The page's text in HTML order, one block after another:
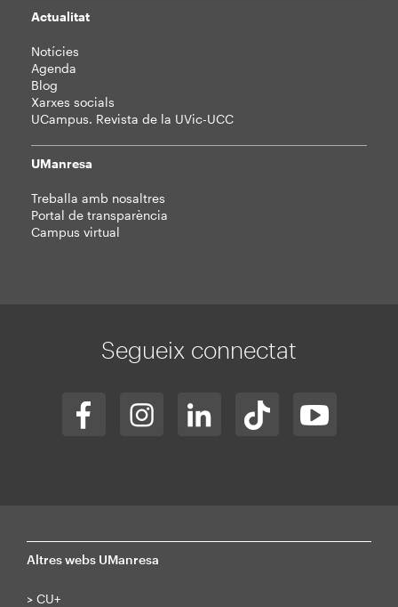
Actualitat
Notícies
Agenda
Blog
Xarxes socials
UCampus. Revista de la UVic-UCC
UManresa
Treballa amb nosaltres
Portal de transparència
Campus virtual
Segueix connectat
Altres webs UManresa
> CU+